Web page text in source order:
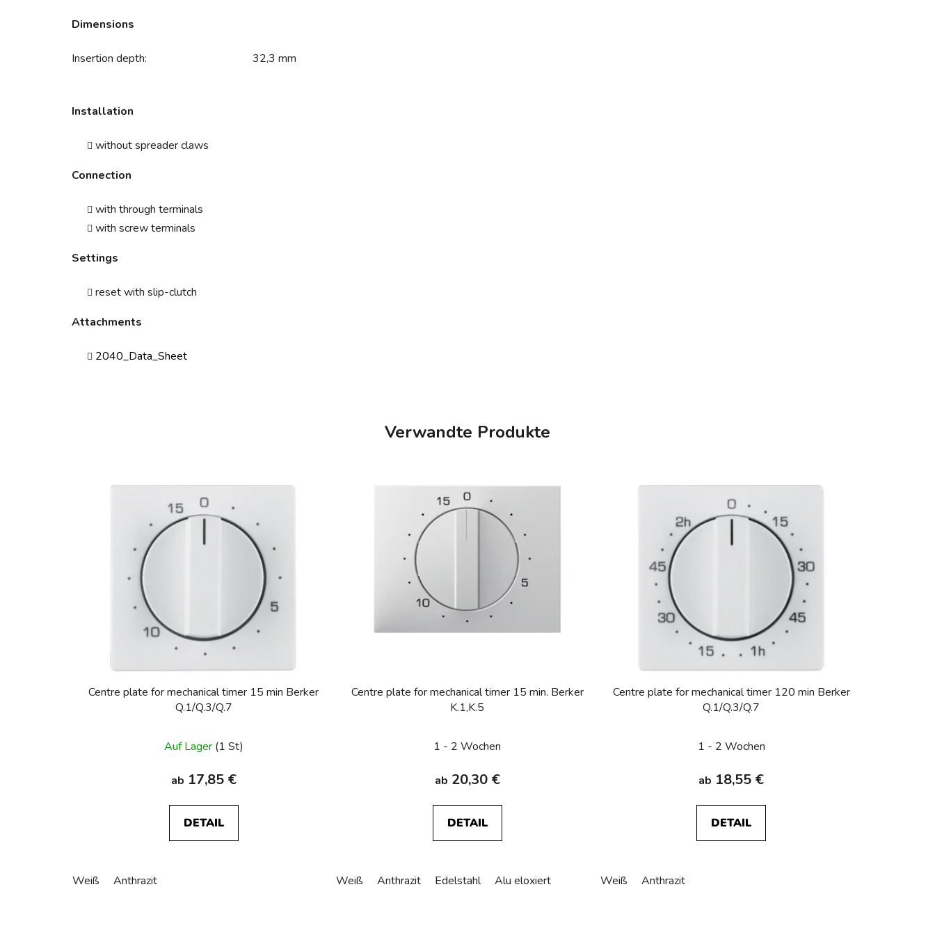
Dimensions
Insertion depth: 32,3 mm
Installation
without spreader claws
Connection
with through terminals
with screw terminals
Settings
reset with slip-clutch
Attachments
2040_Data_Sheet
Verwandte Produkte
Centre plate for mechanical timer 15 min Berker
Q.1/Q.3/Q.7
Auf Lager (1 St)
ab 17,85 €
DETAIL
Weiß Anthrazit
Centre plate for mechanical timer 15 min. Berker
K.1,K.5
1 - 2 Wochen
ab 20,30 €
DETAIL
Weiß Anthrazit Edelstahl Alu eloxiert
Centre plate for mechanical timer 120 min Berker
Q.1/Q.3/Q.7
1 - 2 Wochen
ab 18,55 €
DETAIL
Weiß Anthrazit